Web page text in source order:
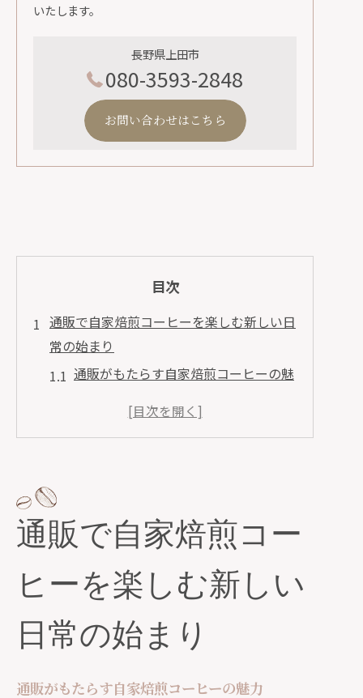
いたします。
長野県上田市
080-3593-2848
お問い合わせはこちら
目次
通販で自家焙煎コーヒーを楽しむ新しい日
常の始まり
通販がもたらす自家焙煎コーヒーの魅
通販を利用して自家焙煎コーヒーを始
自家焙煎コーヒーを通販で手に入れる
利点
通販の自家焙煎コーヒーで変わる毎日
の一杯
通販を介した自家焙煎コーヒーの新し
い楽しみ方
選び抜かれた豆が通販で手に入る特別なコ
通販で自家焙煎コー
ヒーを楽しむ新しい
日常の始まり
通販がもたらす自家焙煎コーヒーの魅力